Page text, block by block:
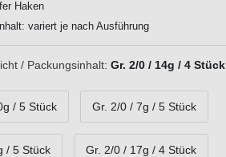
Haken
variert je nach Ausführung
/ Packungsinhalt: Gr. 2/0 / 14g / 4 Stück
/ 5 Stück Gr. 2/0 / 7g / 5 Stück
/ 5 Stück Gr. 2/0 / 17g / 4 Stück